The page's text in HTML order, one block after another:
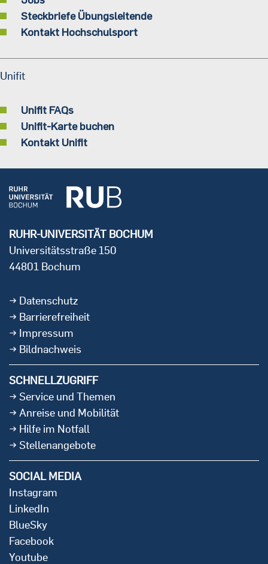
Steckbriefe Übungsleitende
Kontakt Hochschulsport
Unifit
Unifit FAQs
Unifit-Karte buchen
Kontakt Unifit
RUHR-UNIVERSITÄT BOCHUM
Universitätsstraße 150
44801 Bochum
Datenschutz
Barrierefreiheit
Impressum
Bildnachweis
SCHNELLZUGRIFF
Service und Themen
Anreise und Mobilität
Hilfe im Notfall
Stellenangebote
SOCIAL MEDIA
Instagram
LinkedIn
BlueSky
Facebook
Youtube